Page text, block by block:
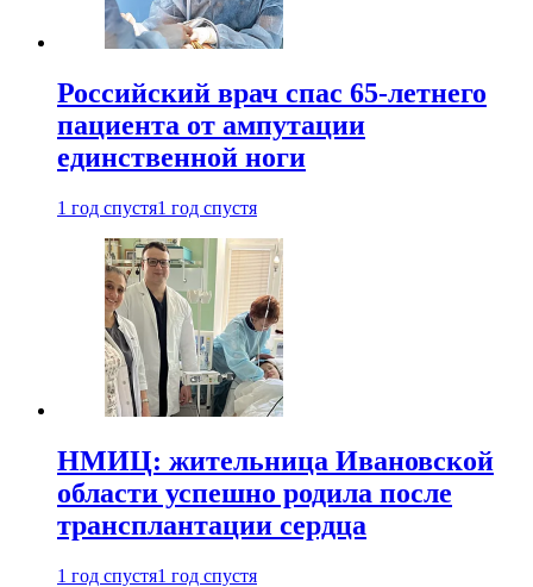
Российский врач спас 65-летнего
пациента от ампутации
единственной ноги
1 год спустя1 год спустя
НМИЦ: жительница Ивановской
области успешно родила после
трансплантации сердца
1 год спустя1 год спустя